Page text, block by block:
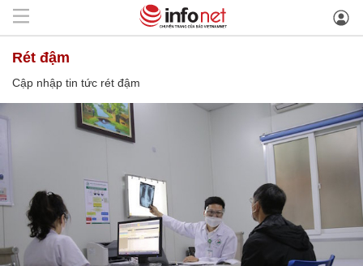
rét đậm
Cập nhập tin tức rét đậm